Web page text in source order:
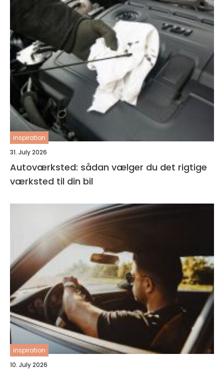
inspiration
31. July 2026
Autoværksted: sådan vælger du det rigtige
værksted til din bil
inspiration
10. July 2026